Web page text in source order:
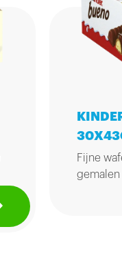
Fijne
omhuld